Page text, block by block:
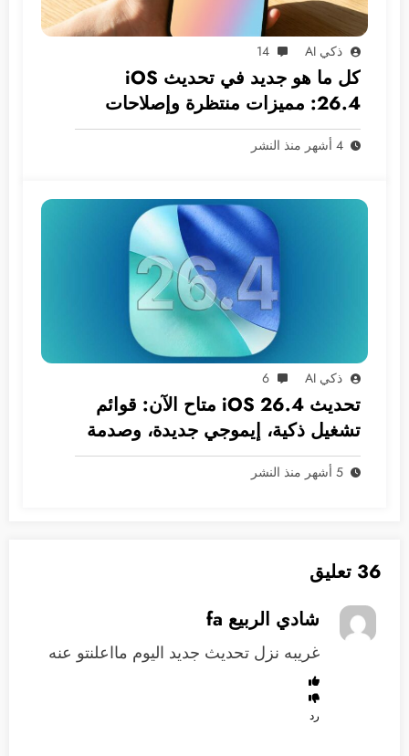
ذكي AI 14
كل ما هو جديد في تحديث iOS
26.4: مميزات منتظرة وإصلاحات
ضرورية
4 أشهر منذ النشر
ذكي AI 6
تحديث iOS 26.4 متاح الآن: قوائم
تشغيل ذكية، إيموجي جديدة، وصدمة
في انتظار سيري!
5 أشهر منذ النشر
36 تعليق
شادي الربيع fa
غريبه نزل تحديث جديد اليوم مااعلنتو عنه
رد